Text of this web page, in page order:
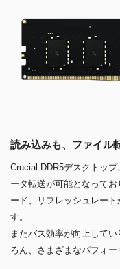
読み込みも、ファイル
Crucial DDR5デスクトッ
ータ転送が可能となって
ード、リフレッシュレー
す。
またバス効率が向上して
ろん、さまざまなパフォー